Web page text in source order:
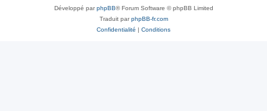
Développé parphpBB® Forum Software © phpBB Limited
Traduit parphpBB-fr.com
Confidentialité | Conditions